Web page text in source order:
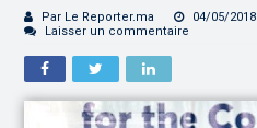
Par Le Reporter.ma 04/05/2018
Laisser un commentaire